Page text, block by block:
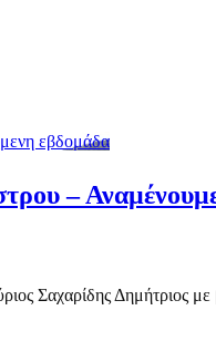
εβδομάδα
–
Σαχαρίδης